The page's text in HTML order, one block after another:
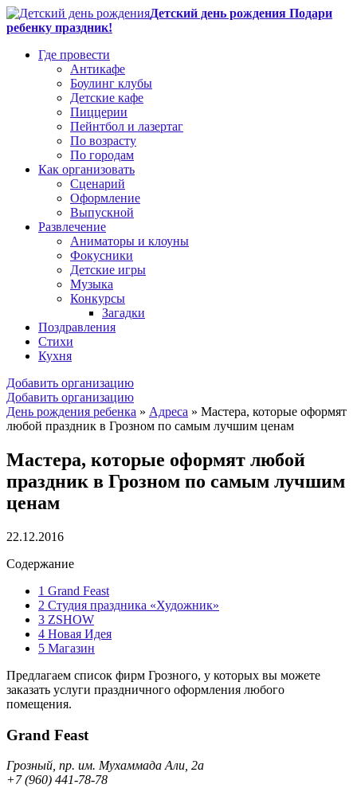
Детский день рождения Подари
ребенку праздник!
Где провести
Антикафе
Боулинг клубы
Детские кафе
Пиццерии
Пейнтбол и лазертаг
По возрасту
По городам
Как организовать
Сценарий
Оформление
Выпускной
Развлечение
Аниматоры и клоуны
Фокусники
Детские игры
Музыка
Конкурсы
Загадки
Поздравления
Стихи
Кухня
Добавить организацию
Добавить организацию
День рождения ребенка » Адреса » Мастера, которые оформят
любой праздник в Грозном по самым лучшим ценам
Мастера, которые оформят любой
праздник в Грозном по самым лучшим
ценам
22.12.2016
Содержание
1 Grand Feast
2 Студия праздника «Художник»
3 ZSHOW
4 Новая Идея
5 Магазин
Предлагаем список фирм Грозного, у которых вы можете
заказать услуги праздничного оформления любого
помещения.
Grand Feast
Грозный, пр. им. Мухаммада Али, 2а
+7 (960) 441-78-78